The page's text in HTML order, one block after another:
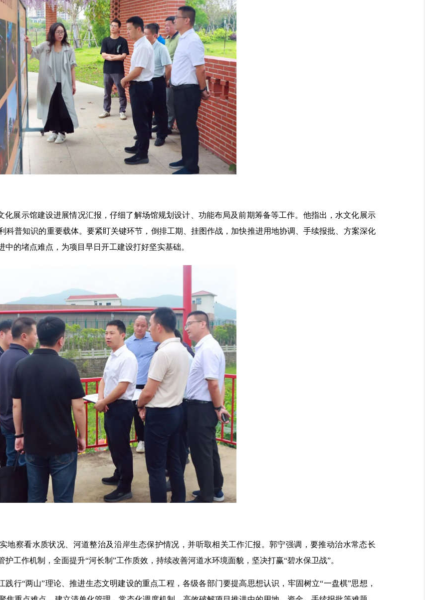
展示馆建设进展情况汇报，仔细了解场馆规划设计、功能布局及前期筹备等工作。他指出，水文化展示
科普知识的重要载体。要紧盯关键环节，倒排工期、挂图作战，加快推进用地协调、手续报批、方案深化
的堵点难点，为项目早日开工建设打好坚实基础。
地察看水质状况、河道整治及沿岸生态保护情况，并听取相关工作汇报。郭宁强调，要推动治水常态长
护工作机制，全面提升“河长制”工作质效，持续改善河道水环境面貌，坚决打赢“碧水保卫战”。
践行“两山”理论、推进生态文明建设的重点工程，各级各部门要提高思想认识，牢固树立“一盘棋”思想，